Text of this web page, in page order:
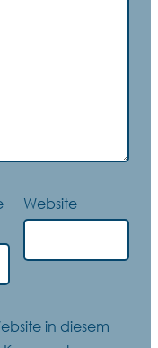
Website
in diesem